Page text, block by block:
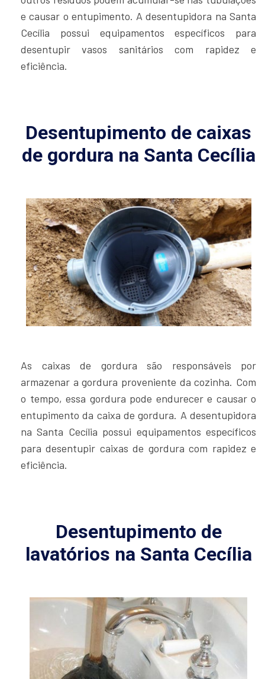
e causar o entupimento. A desentupidora na Santa
Cecília possui equipamentos específicos para
desentupir vasos sanitários com rapidez e
eficiência.
Desentupimento de caixas
de gordura na Santa Cecília
As caixas de gordura são responsáveis por
armazenar a gordura proveniente da cozinha. Com
o tempo, essa gordura pode endurecer e causar o
entupimento da caixa de gordura. A desentupidora
na Santa Cecília possui equipamentos específicos
para desentupir caixas de gordura com rapidez e
eficiência.
Desentupimento de
lavatórios na Santa Cecília